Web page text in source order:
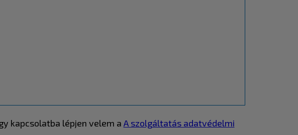
kapcsolatba lépjen velem a A szolgáltatás adatvédelmi